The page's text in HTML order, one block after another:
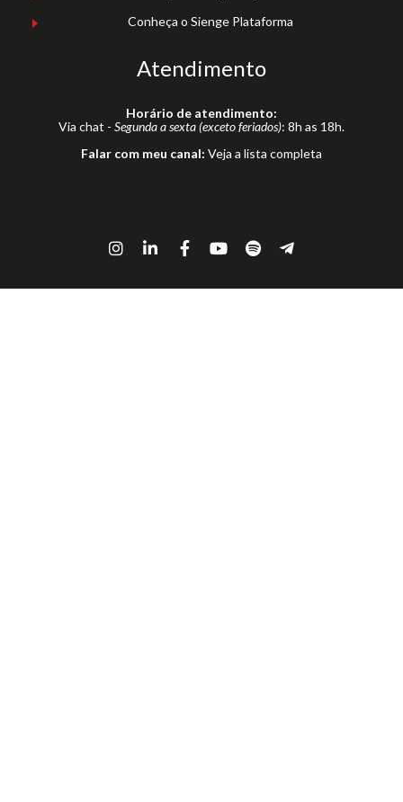
Conheça o Sienge Plataforma
Atendimento
Horário de atendimento:
Via chat - Segunda a sexta (exceto feriados): 8h as 18h.
Falar com meu canal: Veja a lista completa